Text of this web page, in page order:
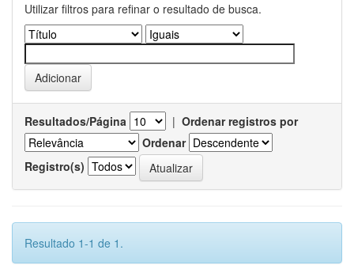
Utilizar filtros para refinar o resultado de busca.
Resultados/Página | Ordenar registros por
Ordenar
Registro(s)
Resultado 1-1 de 1.